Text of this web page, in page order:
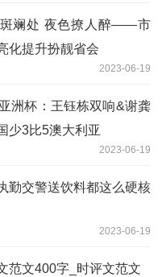
斓处 夜色撩人醉——市
化提升扮靓省会
2023-06-19
洲杯：王钰栋双响&谢龚
少3比5澳大利亚
2023-06-19
勤交警送饮料都这么硬核
2023-06-19
范文400字_时评文范文